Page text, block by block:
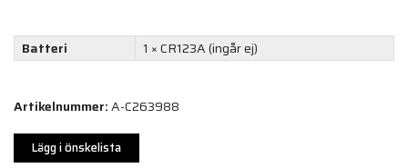
Batteri 1 × CR123A (ingår ej)
Artikelnummer:A-C263988
Lägg i önskelista